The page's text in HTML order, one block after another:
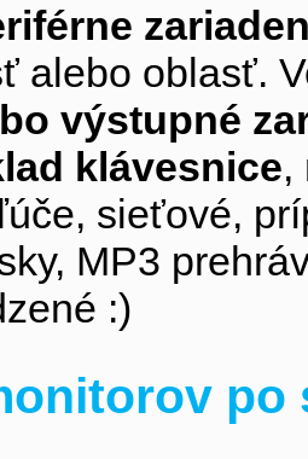
alebo oblasť.
výstupné
klávesnice,
sieťové,
MP3
:)